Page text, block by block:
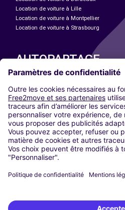
Location de voiture à Lille
Location de voiture à Montpellier
Location de voiture à Strasbourg
AUTOPARTAGE
Paris
Madrid
Washington DC
Milan
Rome
Turin
Vienne
Berlin
Düsseldorf